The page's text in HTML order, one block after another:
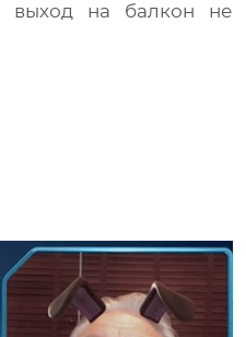
выход на балкон не